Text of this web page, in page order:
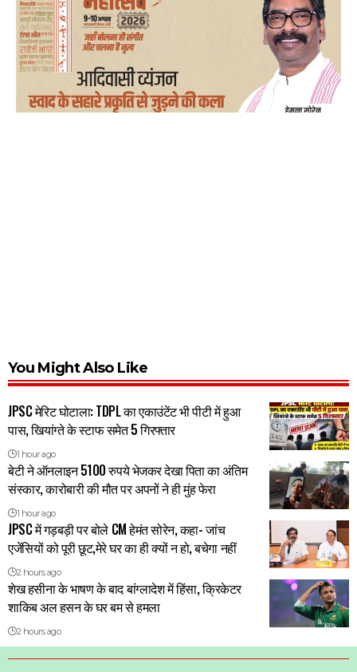
You Might Also Like
JPSC मेरिट घोटाला: TDPL का एकाउंटेंट भी पीटी में हुआ
पास, खियांग्ते के स्टाफ समेत 5 गिरफ्तार
1 hour ago
बेटी ने ऑनलाइन 5100 रुपये भेजकर देखा पिता का अंतिम
संस्कार, कारोबारी की मौत पर अपनों ने ही मुंह फेरा
1 hour ago
JPSC में गड़बड़ी पर बोले CM हेमंत सोरेन, कहा- जांच
एजेंसियों को पूरी छूट,मेरे घर का ही क्यों न हो, बचेगा नहीं
2 hours ago
शेख हसीना के भाषण के बाद बांग्लादेश में हिंसा, क्रिकेटर
शाकिब अल हसन के घर बम से हमला
2 hours ago